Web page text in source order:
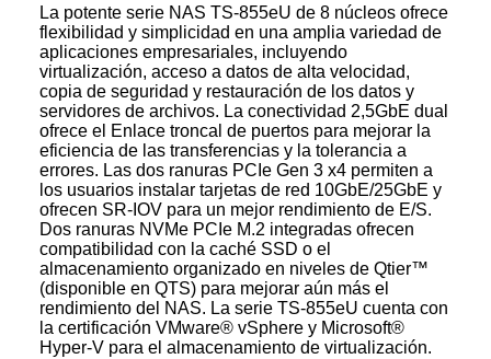
La potente serie NAS TS-855eU de 8 núcleos ofrece
flexibilidad y simplicidad en una amplia variedad de
aplicaciones empresariales, incluyendo
virtualización, acceso a datos de alta velocidad,
copia de seguridad y restauración de los datos y
servidores de archivos. La conectividad 2,5GbE dual
ofrece el Enlace troncal de puertos para mejorar la
eficiencia de las transferencias y la tolerancia a
errores. Las dos ranuras PCIe Gen 3 x4 permiten a
los usuarios instalar tarjetas de red 10GbE/25GbE y
ofrecen SR-IOV para un mejor rendimiento de E/S.
Dos ranuras NVMe PCIe M.2 integradas ofrecen
compatibilidad con la caché SSD o el
almacenamiento organizado en niveles de Qtier™
(disponible en QTS) para mejorar aún más el
rendimiento del NAS. La serie TS-855eU cuenta con
la certificación VMware® vSphere y Microsoft®
Hyper-V para el almacenamiento de virtualización.